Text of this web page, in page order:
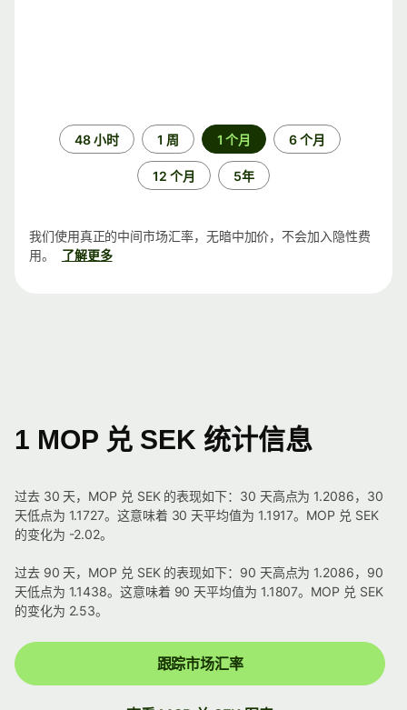
48 小时 1 周 1 个月 6 个月
12 个月 5年
我们使用真正的中间市场汇率，无暗中加价，不会加入隐性费
用。
了解更多
1 MOP 兑 SEK 统计信息
过去 30 天，MOP 兑 SEK 的表现如下：30 天高点为 1.2086，30
天低点为 1.1727。这意味着 30 天平均值为 1.1917。MOP 兑 SEK
的变化为 -2.02。
过去 90 天，MOP 兑 SEK 的表现如下：90 天高点为 1.2086，90
天低点为 1.1438。这意味着 90 天平均值为 1.1807。MOP 兑 SEK
的变化为 2.53。
跟踪市场汇率